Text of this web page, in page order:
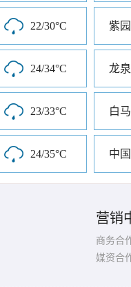
22/30°C 紫园
24/34°C 龙
23/33°C 白
24/35°C 中
营销
商务合
媒资合